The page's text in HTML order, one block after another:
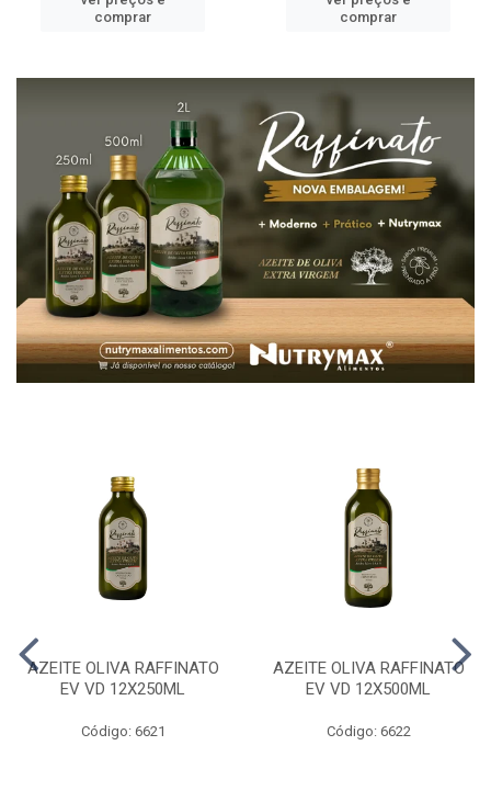
comprar
comprar
AZEITE OLIVA RAFFINATO
EV VD 12X250ML
Código: 6621
AZEITE OLIVA RAFFINATO
EV VD 12X500ML
Código: 6622